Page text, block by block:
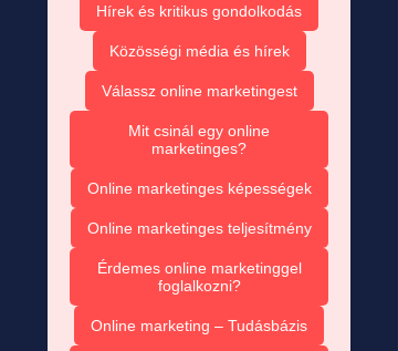
Hírek és kritikus gondolkodás
Közösségi média és hírek
Válassz online marketingest
Mit csinál egy online
marketinges?
Online marketinges képességek
Online marketinges teljesítmény
Érdemes online marketinggel
foglalkozni?
Online marketing – Tudásbázis